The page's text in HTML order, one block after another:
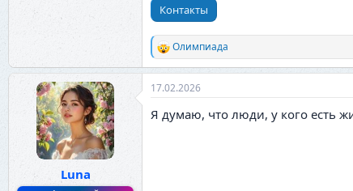
Контакты
Р
е
а
к
и
Олимпиада
Luna
17.02.2026
Я думаю, что люди, у кого есть